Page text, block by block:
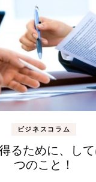
ビジネスコラム
るために、し
つのこと！